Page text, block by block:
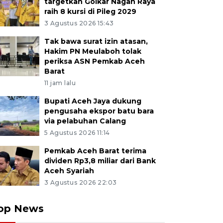
raih 8 kursi di Pileg 2029
3 Agustus 2026 15:43
Tak bawa surat izin atasan,
Hakim PN Meulaboh tolak
periksa ASN Pemkab Aceh
Barat
11 jam lalu
Bupati Aceh Jaya dukung
pengusaha ekspor batu bara
via pelabuhan Calang
5 Agustus 2026 11:14
Pemkab Aceh Barat terima
dividen Rp3,8 miliar dari Bank
Aceh Syariah
3 Agustus 2026 22:03
News